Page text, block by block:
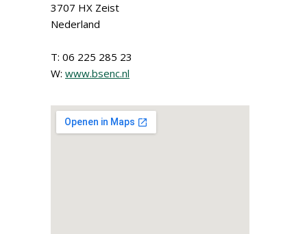
3707 HX Zeist
Nederland
T: 06 225 285 23
W: www.bsenc.nl